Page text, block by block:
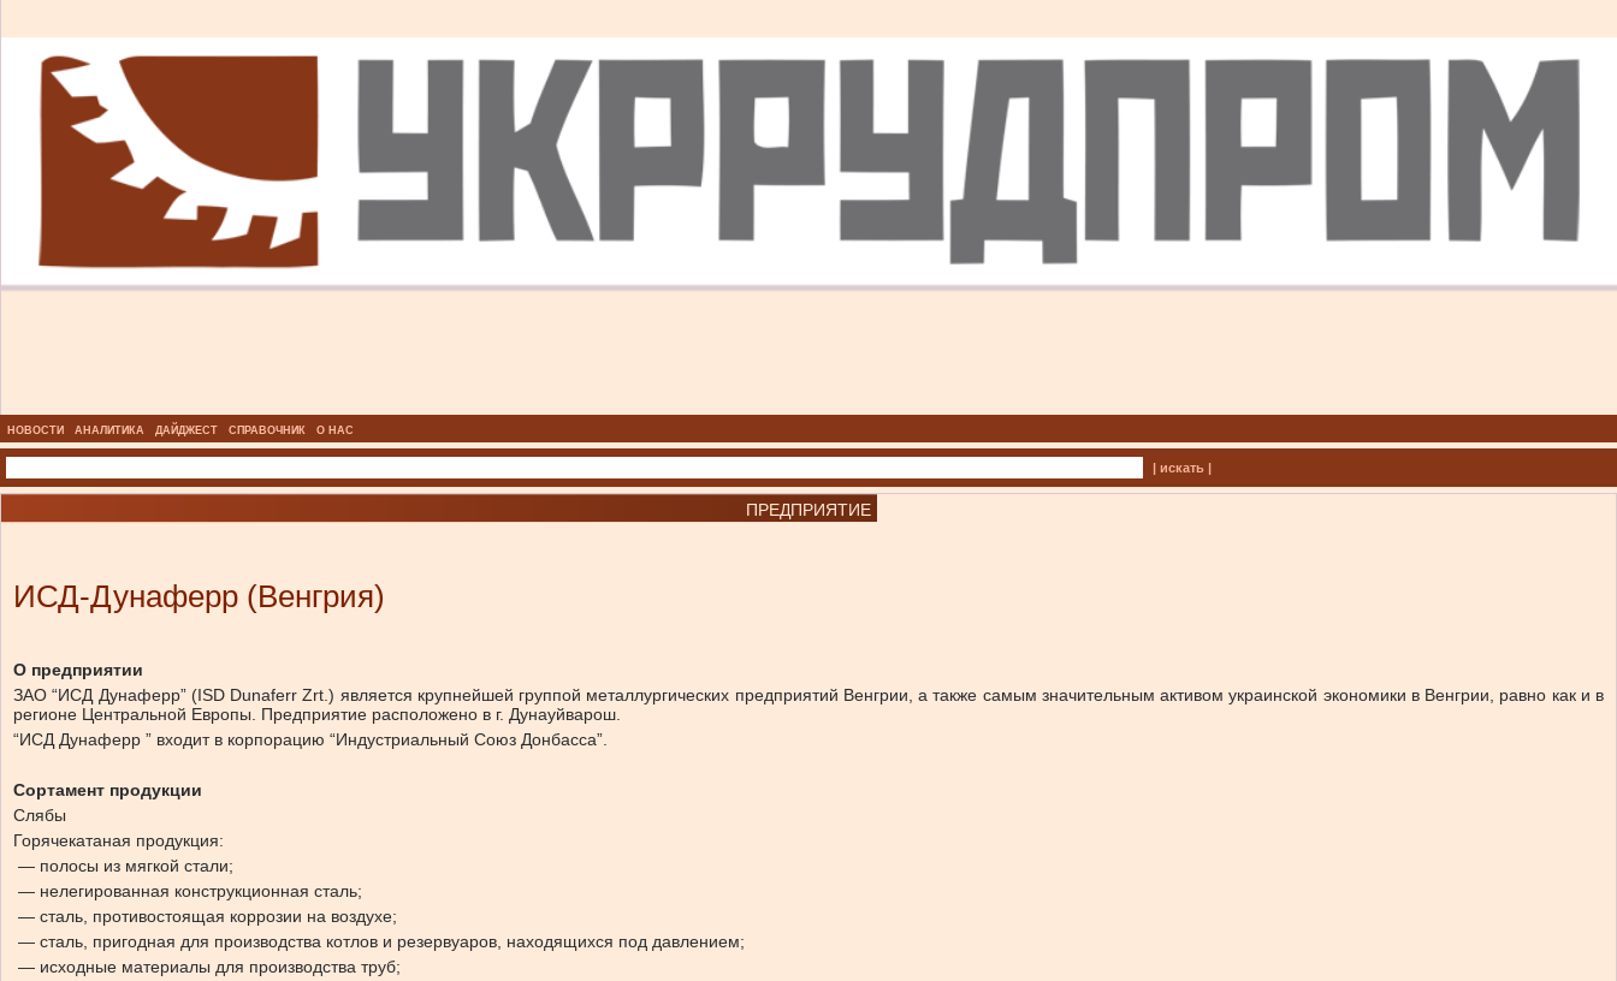
НОВОСТИ АНАЛИТИКА ДАЙДЖЕСТ СПРАВОЧНИК О НАС
| искать |
ПРЕДПРИЯТИЕ
ИСД-Дунаферр (Венгрия)
О предприятии
ЗАО “ИСД Дунаферр” (ISD Dunaferr Zrt.) является крупнейшей группой металлургических предприятий Венгрии, а также самым значительным активом украинской экономики в Венгрии, равно как и в
регионе Центральной Европы. Предприятие расположено в г. Дунауйварош.
“ИСД Дунаферр ” входит в корпорацию “Индустриальный Союз Донбасса”.
Сортамент продукции
Слябы
Горячекатаная продукция:
— полосы из мягкой стали;
— нелегированная конструкционная сталь;
— сталь, противостоящая коррозии на воздухе;
— сталь, пригодная для производства котлов и резервуаров, находящихся под давлением;
— исходные материалы для производства труб;